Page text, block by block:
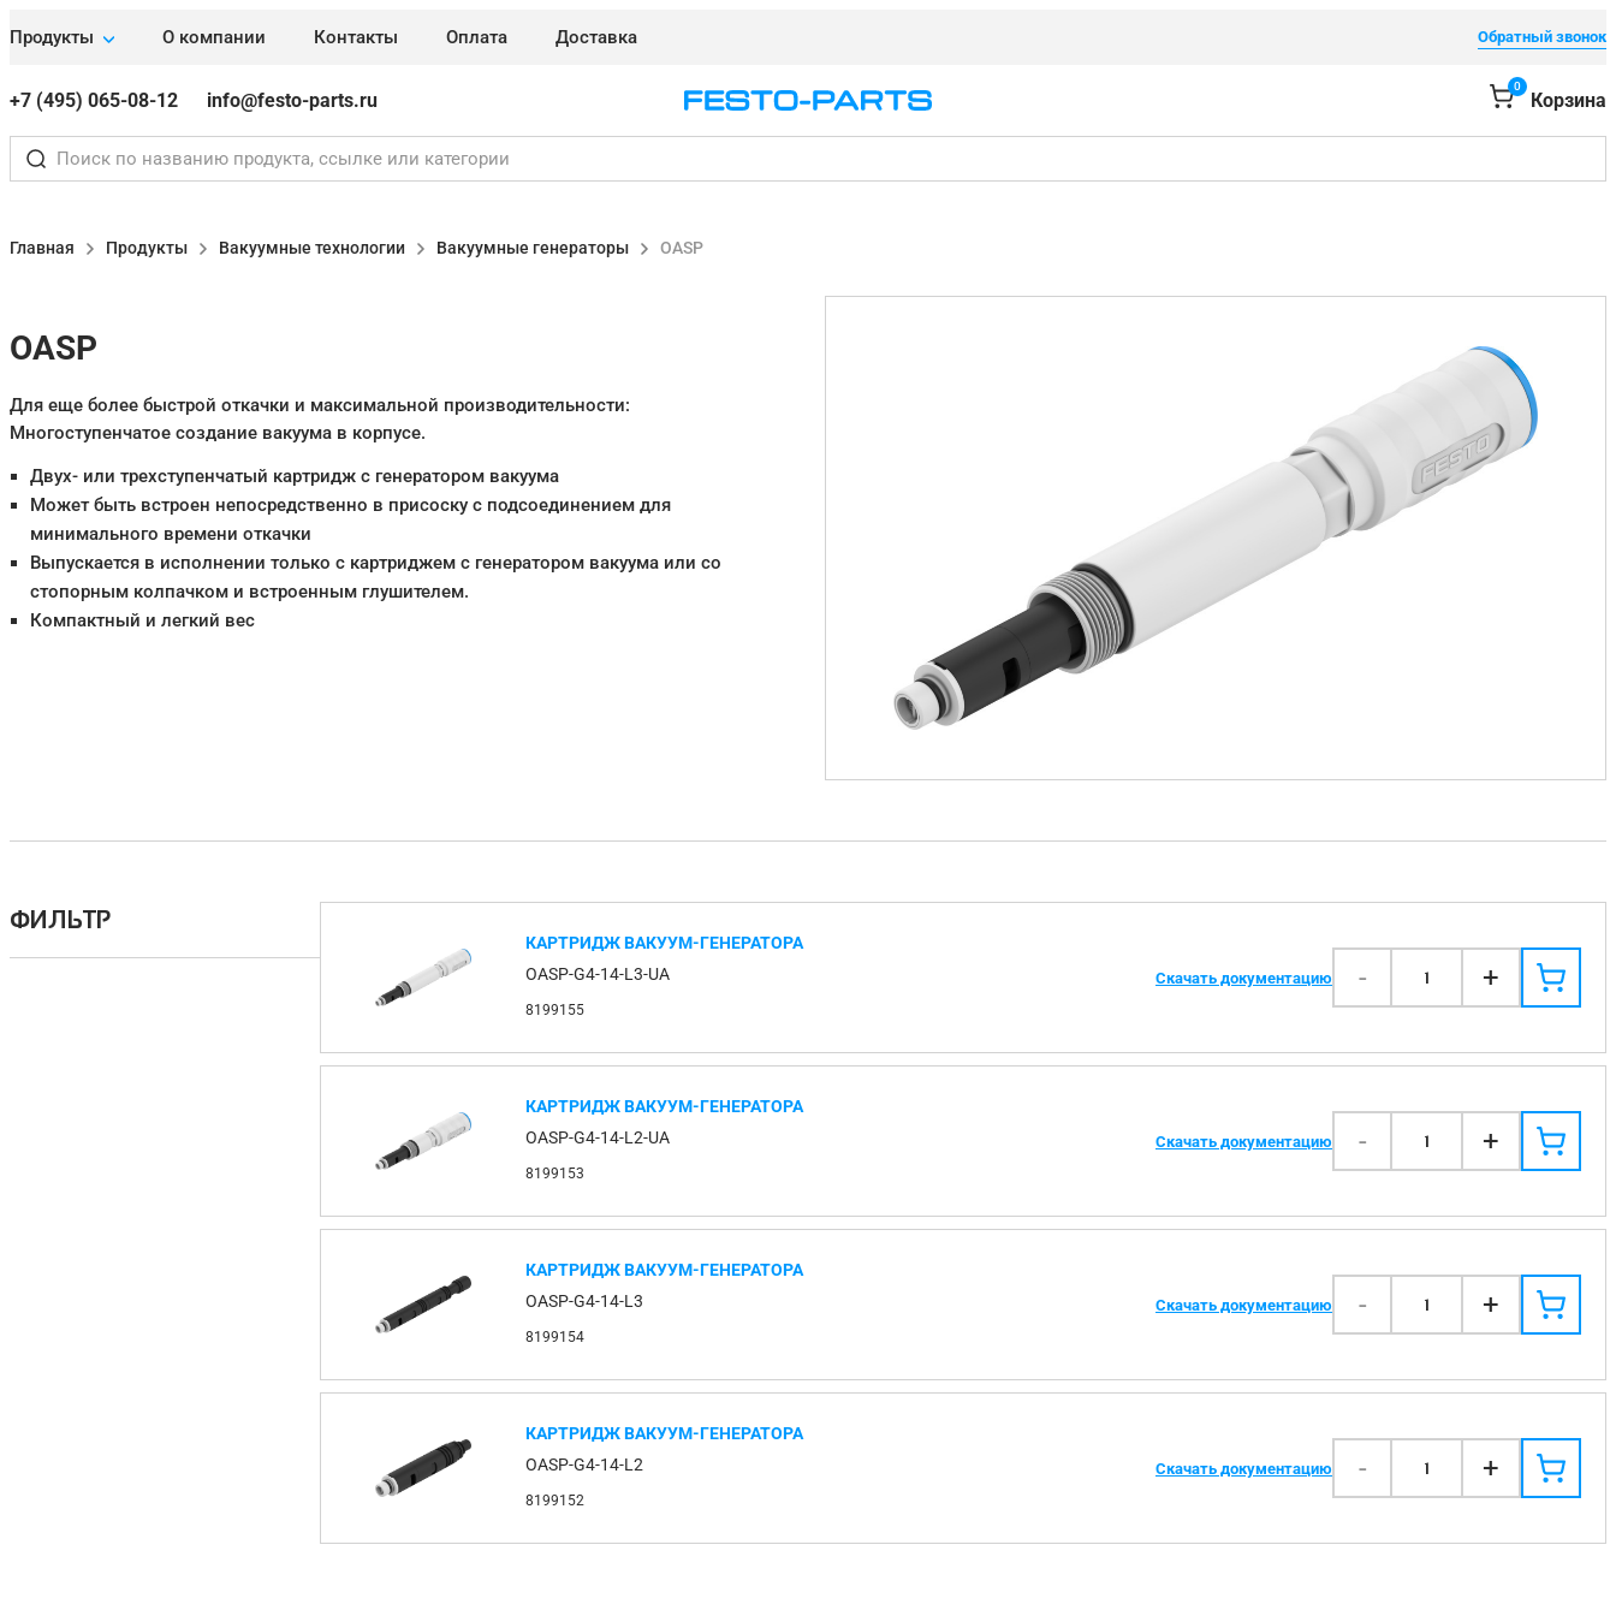
Продукты О компании Контакты Оплата Доставка Обратный звонок
+7 (495) 065-08-12 info@festo-parts.ru
0
Корзина
Главная Продукты Вакуумные технологии Вакуумные генераторы OASP
OASP
Для еще более быстрой откачки и максимальной производительности:
Многоступенчатое создание вакуума в корпусе.
Двух- или трехступенчатый картридж с генератором вакуума
Может быть встроен непосредственно в присоску с подсоединением для
минимального времени откачки
Выпускается в исполнении только с картриджем с генератором вакуума или со
стопорным колпачком и встроенным глушителем.
Компактный и легкий вес
ФИЛЬТР
КАРТРИДЖ ВАКУУМ-ГЕНЕРАТОРА
OASP-G4-14-L3-UA
8199155
Скачать документацию - 1 +
КАРТРИДЖ ВАКУУМ-ГЕНЕРАТОРА
OASP-G4-14-L2-UA
8199153
Скачать документацию - 1 +
КАРТРИДЖ ВАКУУМ-ГЕНЕРАТОРА
OASP-G4-14-L3
8199154
Скачать документацию - 1 +
КАРТРИДЖ ВАКУУМ-ГЕНЕРАТОРА
OASP-G4-14-L2
8199152
Скачать документацию - 1 +